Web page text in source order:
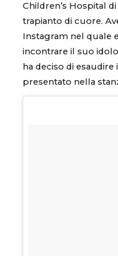
Children’s Hospital
trapianto di cuore.
Instagram nel quale
incontrare il suo
ha deciso di
presentato nella